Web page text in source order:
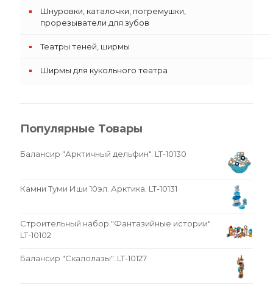
Шнуровки, каталочки, погремушки,
прорезыватели для зубов
Театры теней, ширмы
Ширмы для кукольного театра
Популярные Товары
Балансир "Арктичный дельфин". LT-10130
Камни Туми Иши 10эл. Арктика. LT-10131
Строительный набор "Фантазийные истории".
LT-10102
Балансир "Скалолазы". LT-10127